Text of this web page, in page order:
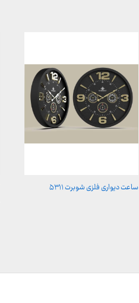
ساعت دیواری فلزی شوبرت ۵۳۱۱